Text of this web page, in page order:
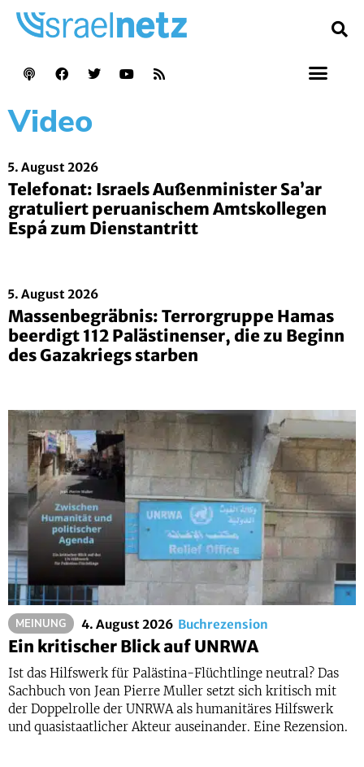
Video
5. August 2026
Telefonat: Israels Außenminister Sa’ar
gratuliert peruanischem Amtskollegen
Espá zum Dienstantritt
5. August 2026
Massenbegräbnis: Terrorgruppe Hamas
beerdigt 112 Palästinenser, die zu Beginn
des Gazakriegs starben
MEINUNG 4. August 2026 Buchrezension
Ein kritischer Blick auf UNRWA
Ist das Hilfswerk für Palästina-Flüchtlinge neutral? Das
Sachbuch von Jean Pierre Muller setzt sich kritisch mit
der Doppelrolle der UNRWA als humanitäres Hilfswerk
und quasistaatlicher Akteur auseinander. Eine Rezension.